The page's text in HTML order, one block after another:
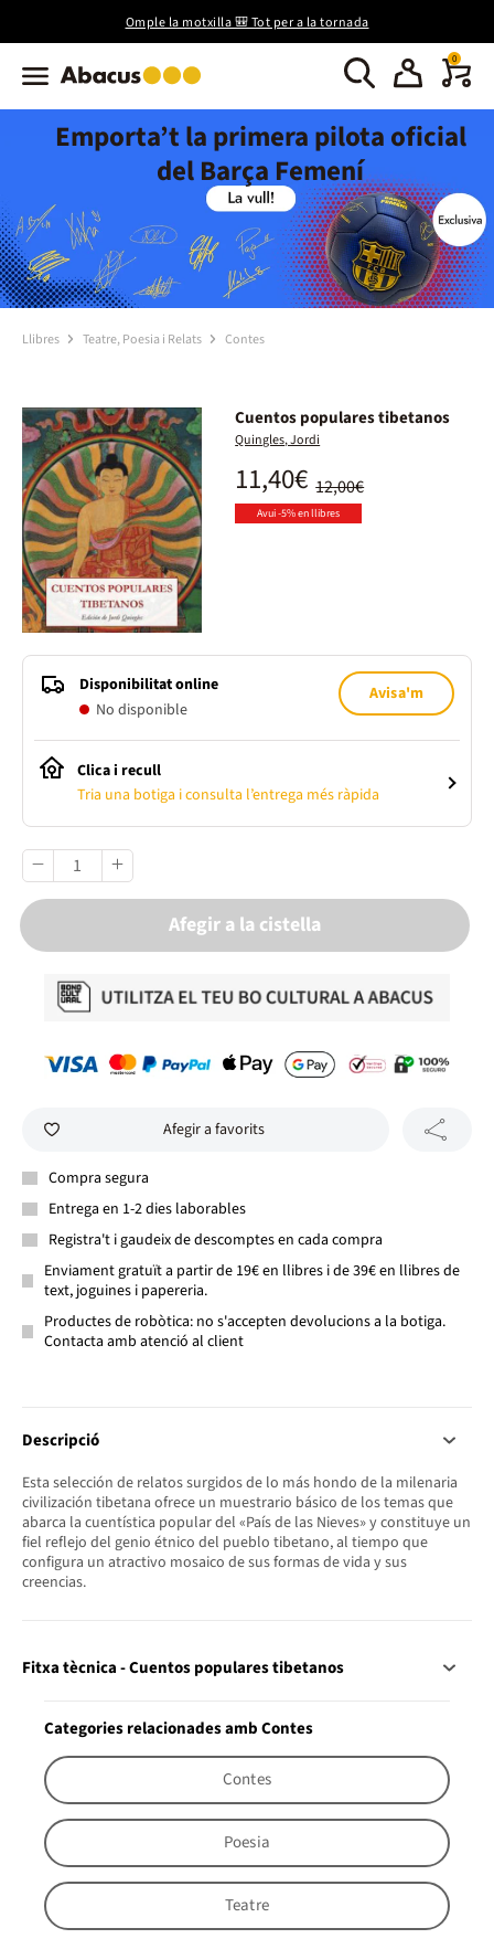
Omple la motxilla 🎒 Tot per a la tornada
0
Emporta’t la primera pilota oficial
del Barça Femení
Llibres Teatre, Poesia i Relats Contes
Cuentos populares tibetanos
Quingles, Jordi
12,00€
11,40€
Avui -5% en llibres
Disponibilitat online
No disponible
Avisa'm
Clica i recull
Tria una botiga i consulta l’entrega més ràpida
Afegir a la cistella
Afegir a favorits
Compra segura
Entrega en 1-2 dies laborables
Registra't i gaudeix de descomptes en cada compra
Enviament gratuït a partir de 19€ en llibres i de 39€ en llibres de
text, joguines i papereria.
Productes de robòtica: no s'accepten devolucions a la botiga.
Contacta amb atenció al client
Descripció
Esta selección de relatos surgidos de lo más hondo de la milenaria
civilización tibetana ofrece un muestrario básico de los temas que
abarca la cuentística popular del «País de las Nieves» y constituye un
fiel reflejo del genio étnico del pueblo tibetano, al tiempo que
configura un atractivo mosaico de sus formas de vida y sus
creencias.
Fitxa tècnica - Cuentos populares tibetanos
Categories relacionades amb Contes
Contes
Poesia
Teatre